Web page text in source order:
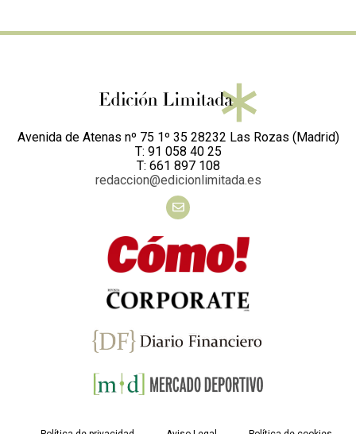
Avenida de Atenas nº 75 1º 35 28232 Las Rozas (Madrid)
T: 91 058 40 25
T: 661 897 108
redaccion@edicionlimitada.es